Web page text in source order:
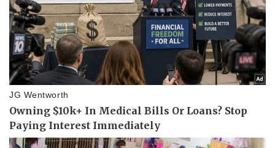
Pháp luật
Vụ án
Tin nóng
Tư vấn luật
Quân sự - Quốc phòng
Vũ khí
Phân tích